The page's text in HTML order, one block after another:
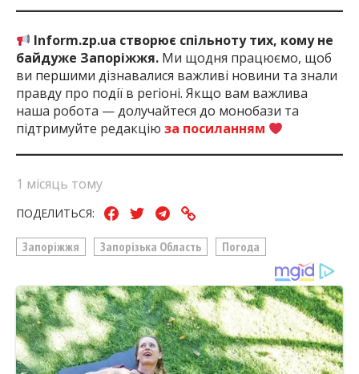
Inform.zp.ua створює спільноту тих, кому не
байдуже Запоріжжя. Ми щодня працюємо, щоб
ви першими дізнавалися важливі новини та знали
правду про події в регіоні. Якщо вам важлива
наша робота — долучайтеся до монобази та
підтримуйте редакцію за посиланням
1 місяць тому
ПОДЕЛИТЬСЯ:
Запоріжжя Запорізька Область Погода